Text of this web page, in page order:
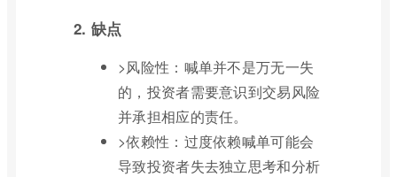
2. 缺点
>风险性：喊单并不是万无一失
的，投资者需要意识到交易风险
并承担相应的责任。
>依赖性：过度依赖喊单可能会
导致投资者失去独立思考和分析